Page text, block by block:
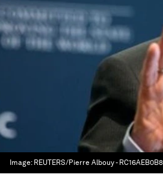
Image: REUTERS/Pierre Albouy -